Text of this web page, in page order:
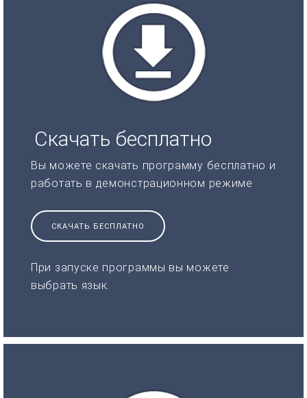
Скачать бесплатно
Вы можете скачать программу бесплатно и
работать в демонстрационном режиме
СКАЧАТЬ БЕСПЛАТНО
При запуске программы вы можете
выбрать язык.